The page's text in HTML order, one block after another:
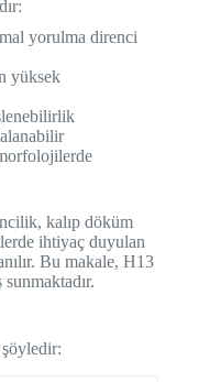
yorulma direnci
yüksek
kalıp döküm
ihtiyaç duyulan
Bu makale, H13